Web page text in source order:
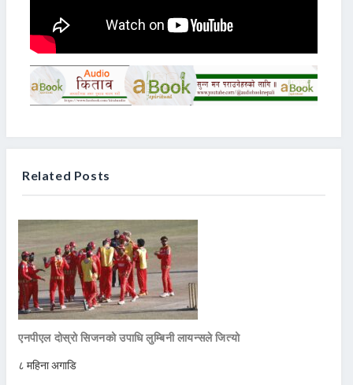
Related Posts
एनपीएल दोस्रो सिजनको उपाधि लुम्बिनी लायन्सले जित्यो
८ महिना अगाडि